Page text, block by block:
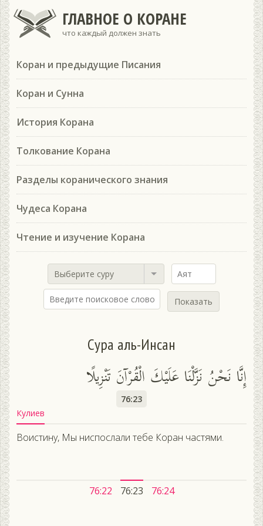
ГЛАВНОЕ О КОРАНЕ
что каждый должен знать
Коран и предыдущие Писания
Коран и Сунна
История Корана
Толкование Корана
Разделы коранического знания
Чудеса Корана
Чтение и изучение Корана
Выберите суру
Показать
Сура аль-Инсан
إِنَّا نَحْنُ نَزَّلْنَا عَلَيْكَ الْقُرْآنَ تَنْزِيلًا
76:23
Кулиев
Воистину, Мы ниспослали тебе Коран частями.
76:22 76:23 76:24